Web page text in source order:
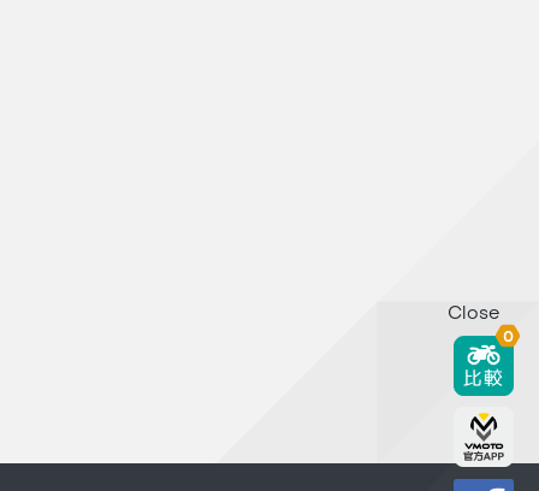
Close
0